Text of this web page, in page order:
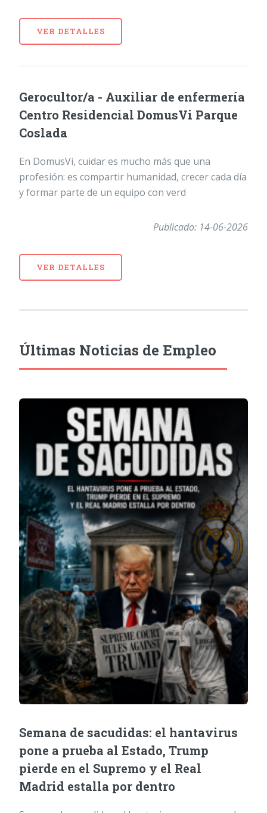
VER DETALLES
Gerocultor/a - Auxiliar de enfermería
Centro Residencial DomusVi Parque
Coslada
En DomusVi, cuidar es mucho más que una
profesión: es compartir humanidad, crecer cada día
y formar parte de un equipo con verd
Publicado: 14-06-2026
VER DETALLES
Últimas Noticias de Empleo
Semana de sacudidas: el hantavirus
pone a prueba al Estado, Trump
pierde en el Supremo y el Real
Madrid estalla por dentro